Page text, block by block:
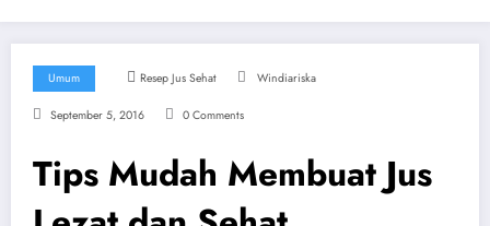
Umum Resep Jus Sehat Windiariska
September 5, 2016 0 Comments
Tips Mudah Membuat Jus